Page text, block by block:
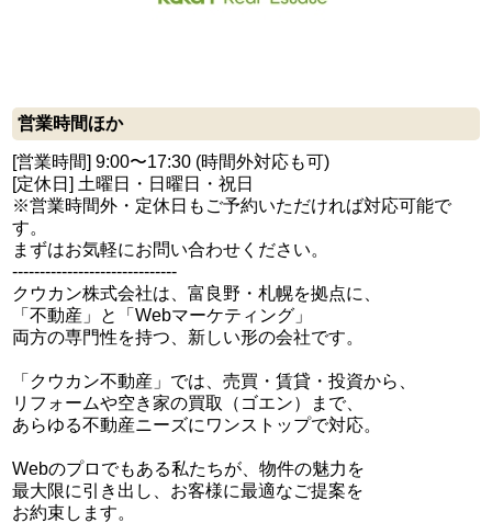
営業時間ほか
[営業時間] 9:00〜17:30 (時間外対応も可)
[定休日] 土曜日・日曜日・祝日
※営業時間外・定休日もご予約いただければ対応可能で
す。
まずはお気軽にお問い合わせください。
------------------------------
クウカン株式会社は、富良野・札幌を拠点に、
「不動産」と「Webマーケティング」
両方の専門性を持つ、新しい形の会社です。
「クウカン不動産」では、売買・賃貸・投資から、
リフォームや空き家の買取（ゴエン）まで、
あらゆる不動産ニーズにワンストップで対応。
Webのプロでもある私たちが、物件の魅力を
最大限に引き出し、お客様に最適なご提案を
お約束します。